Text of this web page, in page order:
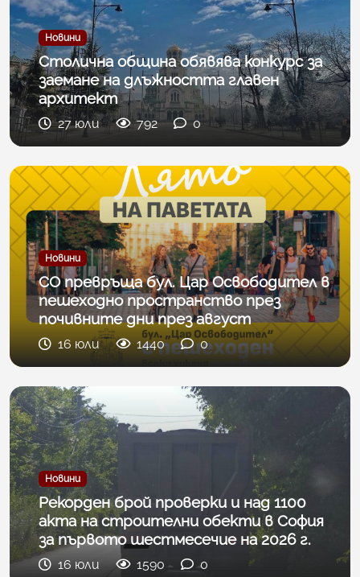
Новини
Столична община обявява конкурс за
заемане на длъжността главен
архитект
27 юли 792 0
Новини
СО превръща бул. Цар Освободител в
пешеходно пространство през
почивните дни през август
16 юли 1440 0
Новини
Рекорден брой проверки и над 1100
акта на строителни обекти в София
за първото шестмесечие на 2026 г.
16 юли 1590 0